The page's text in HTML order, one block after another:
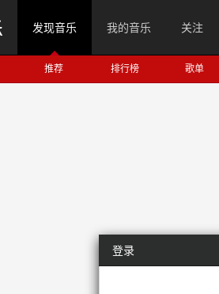
发现音乐 我的音乐 关注
推荐 排行榜 歌单
登录